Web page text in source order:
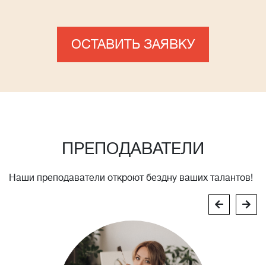
ОСТАВИТЬ ЗАЯВКУ
ПРЕПОДАВАТЕЛИ
Наши преподаватели откроют бездну ваших талантов!